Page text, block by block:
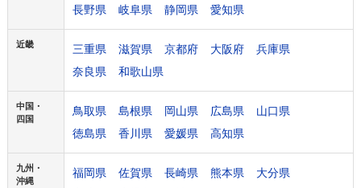
長野県
岐阜県 静岡県 愛知県
近畿 三重県 滋賀県 京都府 大阪府
兵庫県
奈良県
和歌山県
中国・
四国
鳥取県 島根県 岡山県 広島県
山口県
徳島県
香川県 愛媛県 高知県
九州・
沖縄
福岡県 佐賀県 長崎県 熊本県
大分県